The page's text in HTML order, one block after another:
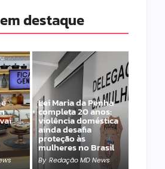
destaque
Lei Maria da Penha
completa 20 anos:
violência doméstica
ainda desafia
proteção às
mulheres no Brasil
By Redação MD News